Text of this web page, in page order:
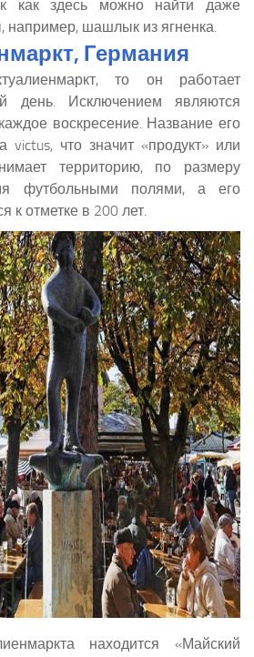
как здесь можно найти даже
например, шашлык из ягненка.
Германия
то он работает
день. Исключением являются
воскресение. Название его
victus, что значит «продукт» или
территорию, по размеру
футбольными полями, а его
к отметке в 200 лет.
находится «Майский